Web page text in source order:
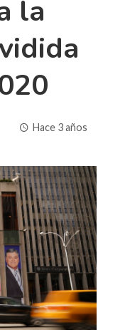
la
Hace 3 años